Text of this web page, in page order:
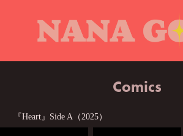
Comics
『Heart』Side A（2025）